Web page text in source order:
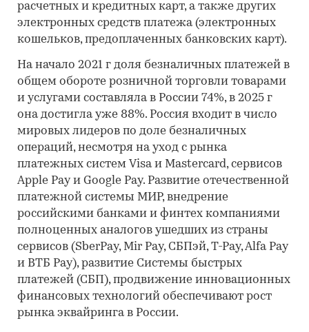
расчетных и кредитных карт, а также других
электронных средств платежа (электронных
кошельков, предоплаченных банковских карт).
На начало 2021 г доля безналичных платежей в
общем обороте розничной торговли товарами
и услугами составляла в России 74%, в 2025 г
она достигла уже 88%. Россия входит в число
мировых лидеров по доле безналичных
операций, несмотря на уход с рынка
платежных систем Visa и Mastercard, сервисов
Apple Pay и Google Pay. Развитие отечественной
платежной системы МИР, внедрение
российскими банками и финтех компаниями
полноценных аналогов ушедших из страны
сервисов (SberPay, Mir Pay, СБПэй, T-Pay, Alfa Pay
и ВТБ Pay), развитие Системы быстрых
платежей (СБП), продвижение инновационных
финансовых технологий обеспечивают рост
рынка эквайринга в России.